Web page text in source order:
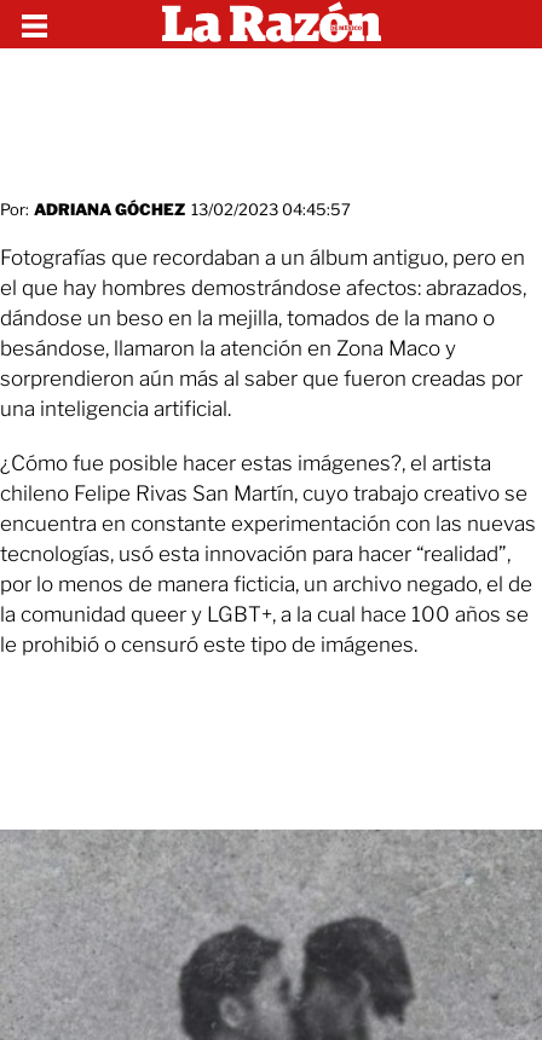
Por: ADRIANA GÓCHEZ 13/02/2023 04:45:57
Fotografías que recordaban a un álbum antiguo, pero en
el que hay hombres demostrándose afectos: abrazados,
dándose un beso en la mejilla, tomados de la mano o
besándose, llamaron la atención en Zona Maco y
sorprendieron aún más al saber que fueron creadas por
una inteligencia artificial.
¿Cómo fue posible hacer estas imágenes?, el artista
chileno Felipe Rivas San Martín, cuyo trabajo creativo se
encuentra en constante experimentación con las nuevas
tecnologías, usó esta innovación para hacer “realidad”,
por lo menos de manera ficticia, un archivo negado, el de
la comunidad queer y LGBT+, a la cual hace 100 años se
le prohibió o censuró este tipo de imágenes.